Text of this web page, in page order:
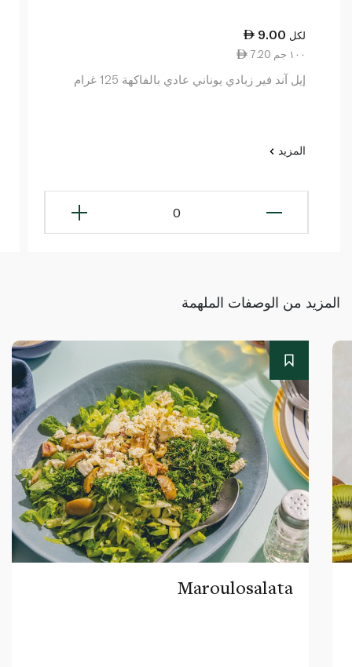
9.00 لكل
7.20 ١٠٠ جم
إيل آند فير زبادي يوناني عادي بالفاكهة 125 غرام
المزيد
0
المزيد من الوصفات الملهمة
Maroulosalata